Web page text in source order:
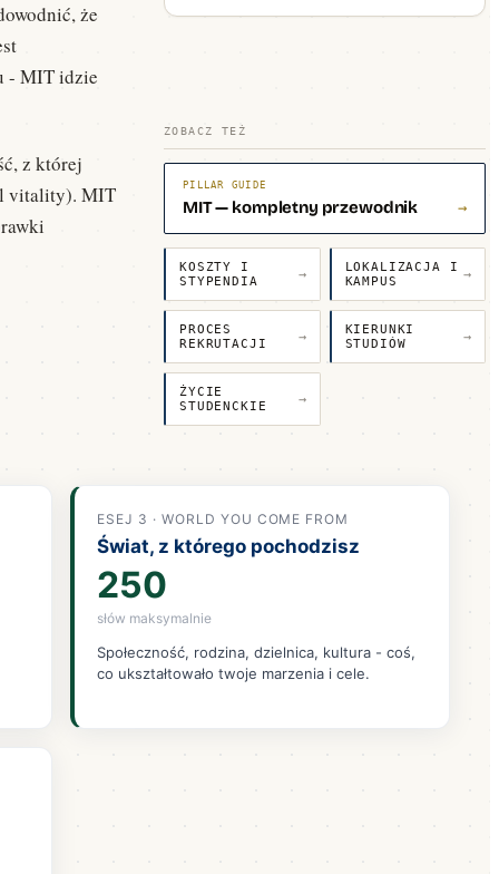
ZOBACZ TEŻ
PILLAR GUIDE
MIT — kompletny przewodnik →
KOSZTY I
STYPENDIA
→
LOKALIZACJA I
KAMPUS
→
PROCES
REKRUTACJI
→
KIERUNKI
STUDIÓW
→
ŻYCIE
STUDENCKIE
→
że
- MIT idzie
z której
vitality). MIT
ESEJ 3 · WORLD YOU COME FROM
Świat, z którego pochodzisz
250
słów maksymalnie
Społeczność, rodzina, dzielnica, kultura - coś,
co ukształtowało twoje marzenia i cele.